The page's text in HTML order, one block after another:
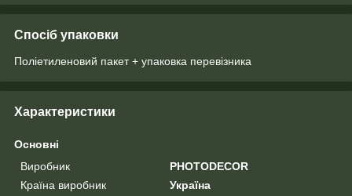
Спосіб упаковки
Поліетиленовий пакет + упаковка перевізника
Характеристики
Основні
Виробник
PHOTODECOR
Країна виробник
Україна